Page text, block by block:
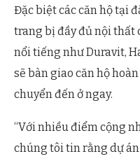
Đặc biệt các căn hộ tại
trang bị đầy đủ nội thất
nổi tiếng như Duravit,
sẽ bàn giao căn hộ
chuyển đến ở ngay.
“Với nhiều điểm cộng
chúng tôi tin rằng dự án